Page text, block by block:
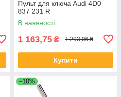
Пульт для ключа Audi 4D0
837 231 R
В наявності
1 163,75 ₴ 1 293,06 ₴
Купити
–10%